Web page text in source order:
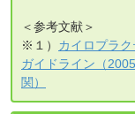
＜参考文献＞
※１） カイロプラ
ガイドライン（
関）